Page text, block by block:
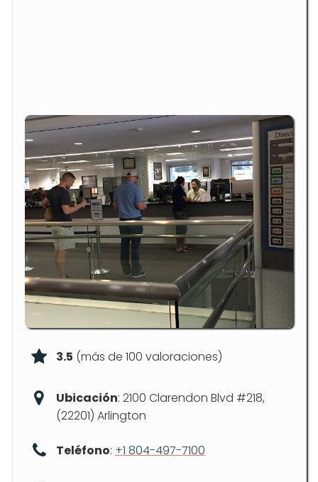
3.5 (más de 100 valoraciones)
Ubicación: 2100 Clarendon Blvd #218,
(22201) Arlington
Teléfono: +1 804-497-7100